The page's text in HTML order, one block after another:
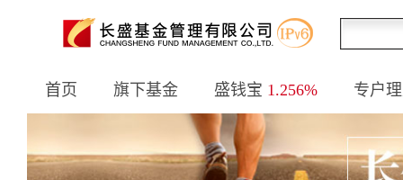
首页 旗下基金 盛钱宝 1.256% 专户